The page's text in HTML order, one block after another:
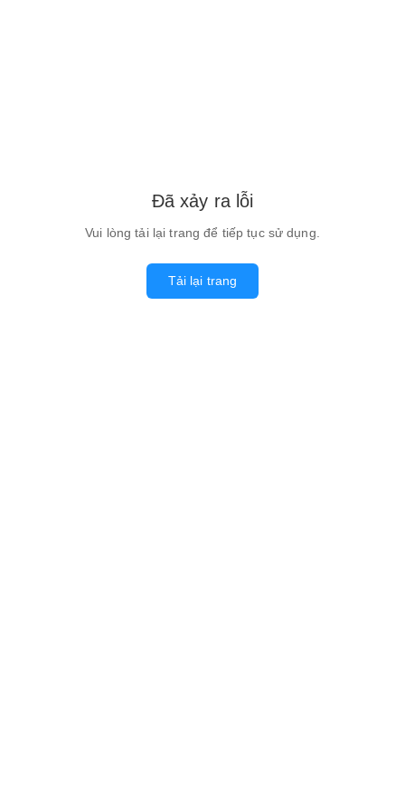
Đã xảy ra lỗi
Vui lòng tải lại trang để tiếp tục sử dụng.
Tải lại trang